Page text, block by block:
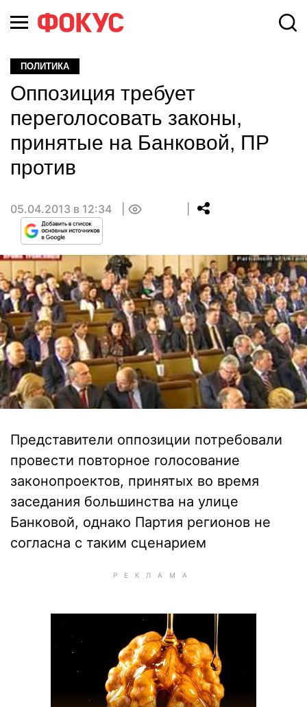
ПОЛИТИКА
Оппозиция требует
переголосовать законы,
принятые на Банковой, ПР
против
05.04.2013 в 12:34
Представители оппозиции потребовали
провести повторное голосование
законопроектов, принятых во время
заседания большинства на улице
Банковой, однако Партия регионов не
согласна с таким сценарием